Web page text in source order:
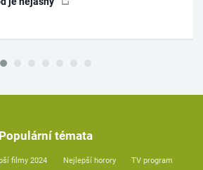
Populární témata
filmy 2024 Nejlepší horory TV program